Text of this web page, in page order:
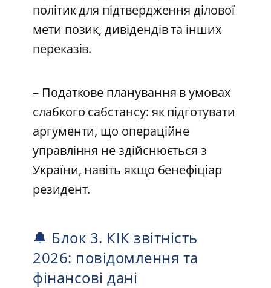
політик для підтвердження ділової
мети позик, дивідендів та інших
переказів.
– Податкове планування в умовах
слабкого сабстансу: як підготувати
аргументи, що операційне
управління не здійснюється з
України, навіть якщо бенефіціар
резидент.
🔔 Блок 3. КІК звітність
2026: повідомлення та
фінансові дані